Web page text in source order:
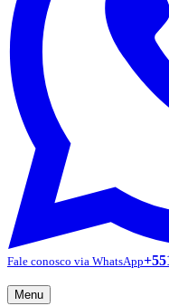
Fale conosco via WhatsApp
Menu